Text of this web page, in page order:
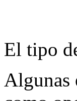
El tipo
Algunas